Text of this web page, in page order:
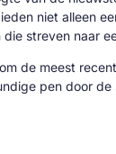
niet alleen
streven naar
de meest
pen door